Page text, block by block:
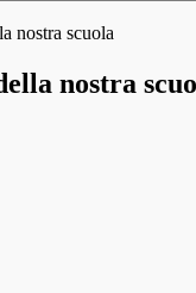
nostra scuola
nostra